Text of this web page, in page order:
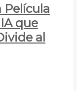
Película
que
al